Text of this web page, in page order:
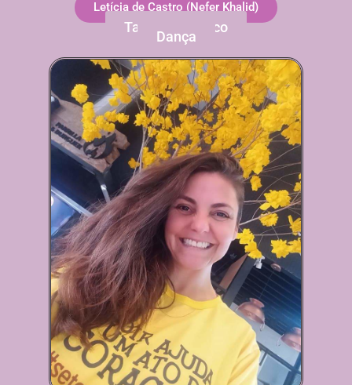
Letícia de Castro (Nefer Khalid)
Tarot Mitológico
Dança